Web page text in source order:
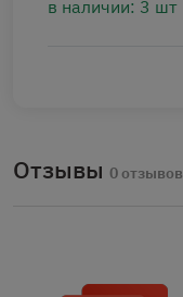
в наличии: 3 шт
Отзывы 0 отзывов